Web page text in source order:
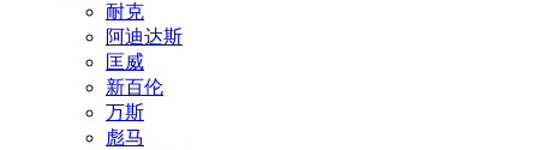
耐克
阿迪达斯
匡威
新百伦
万斯
彪马